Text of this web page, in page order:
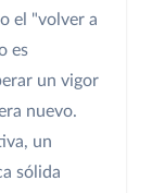
el "volver a
es
un vigor
nuevo.
un
sólida